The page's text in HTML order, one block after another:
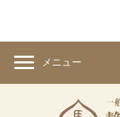
メニュー